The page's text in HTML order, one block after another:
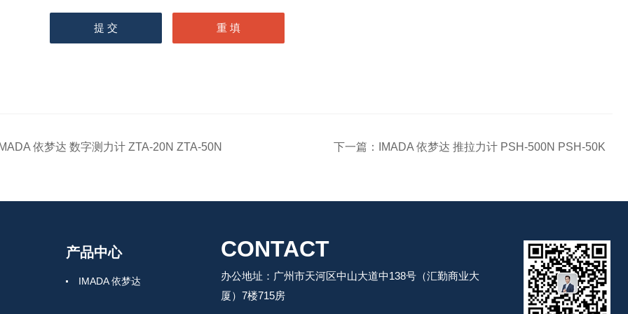
依梦达 数字测力计 ZTA-20N ZTA-50N 下一篇： IMADA 依梦达 推拉力计 PSH-500N PSH-50K
产品中心
IMADA 依梦达
CONTACT
办公地址：广州市天河区中山大道中138号（汇勤商业大
厦）7楼715房